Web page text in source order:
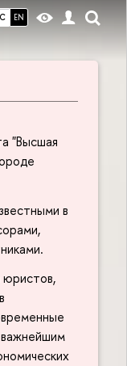
EN
"Высшая
в
юристов,
важнейшим